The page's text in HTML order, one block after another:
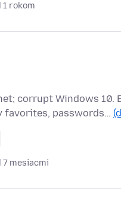
1 rokom
corrupt Windows 10.
favorites, passwords…
7 mesiacmi